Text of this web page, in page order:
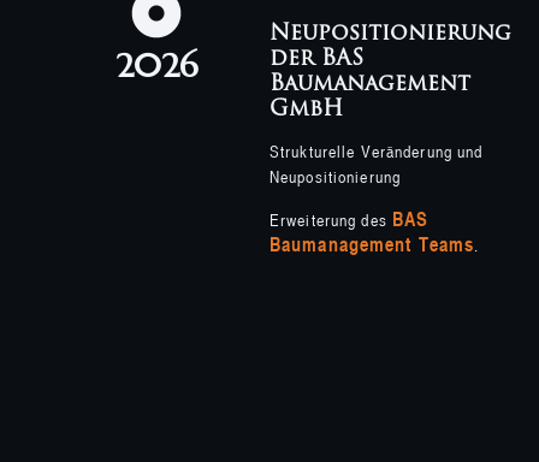
2026
Neupositionierung
der BAS
Baumanagement
GmbH
Strukturelle Veränderung und
Neupositionierung
Erweiterung des BAS
Baumanagement Teams